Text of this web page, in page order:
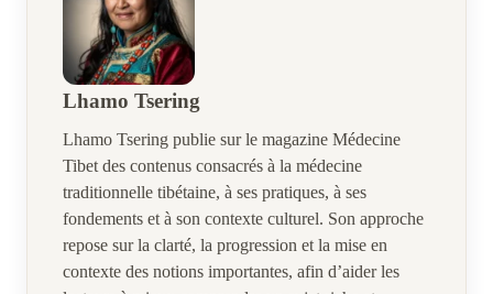
Lhamo Tsering
Lhamo Tsering publie sur le magazine Médecine
Tibet des contenus consacrés à la médecine
traditionnelle tibétaine, à ses pratiques, à ses
fondements et à son contexte culturel. Son approche
repose sur la clarté, la progression et la mise en
contexte des notions importantes, afin d’aider les